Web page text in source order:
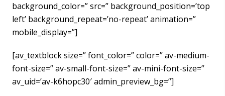
background_color=” src=” background_position=’top
left’ background_repeat=’no-repeat’ animation=”
mobile_display=”]
[av_textblock size=” font_color=” color=” av-medium-
font-size=” av-small-font-size=” av-mini-font-size=”
av_uid=’av-k6hopc30′ admin_preview_bg=”]